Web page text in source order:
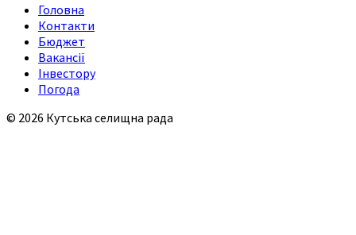
Головна
Контакти
Бюджет
Вакансії
Інвестору
Погода
© 2026 Кутська селищна рада